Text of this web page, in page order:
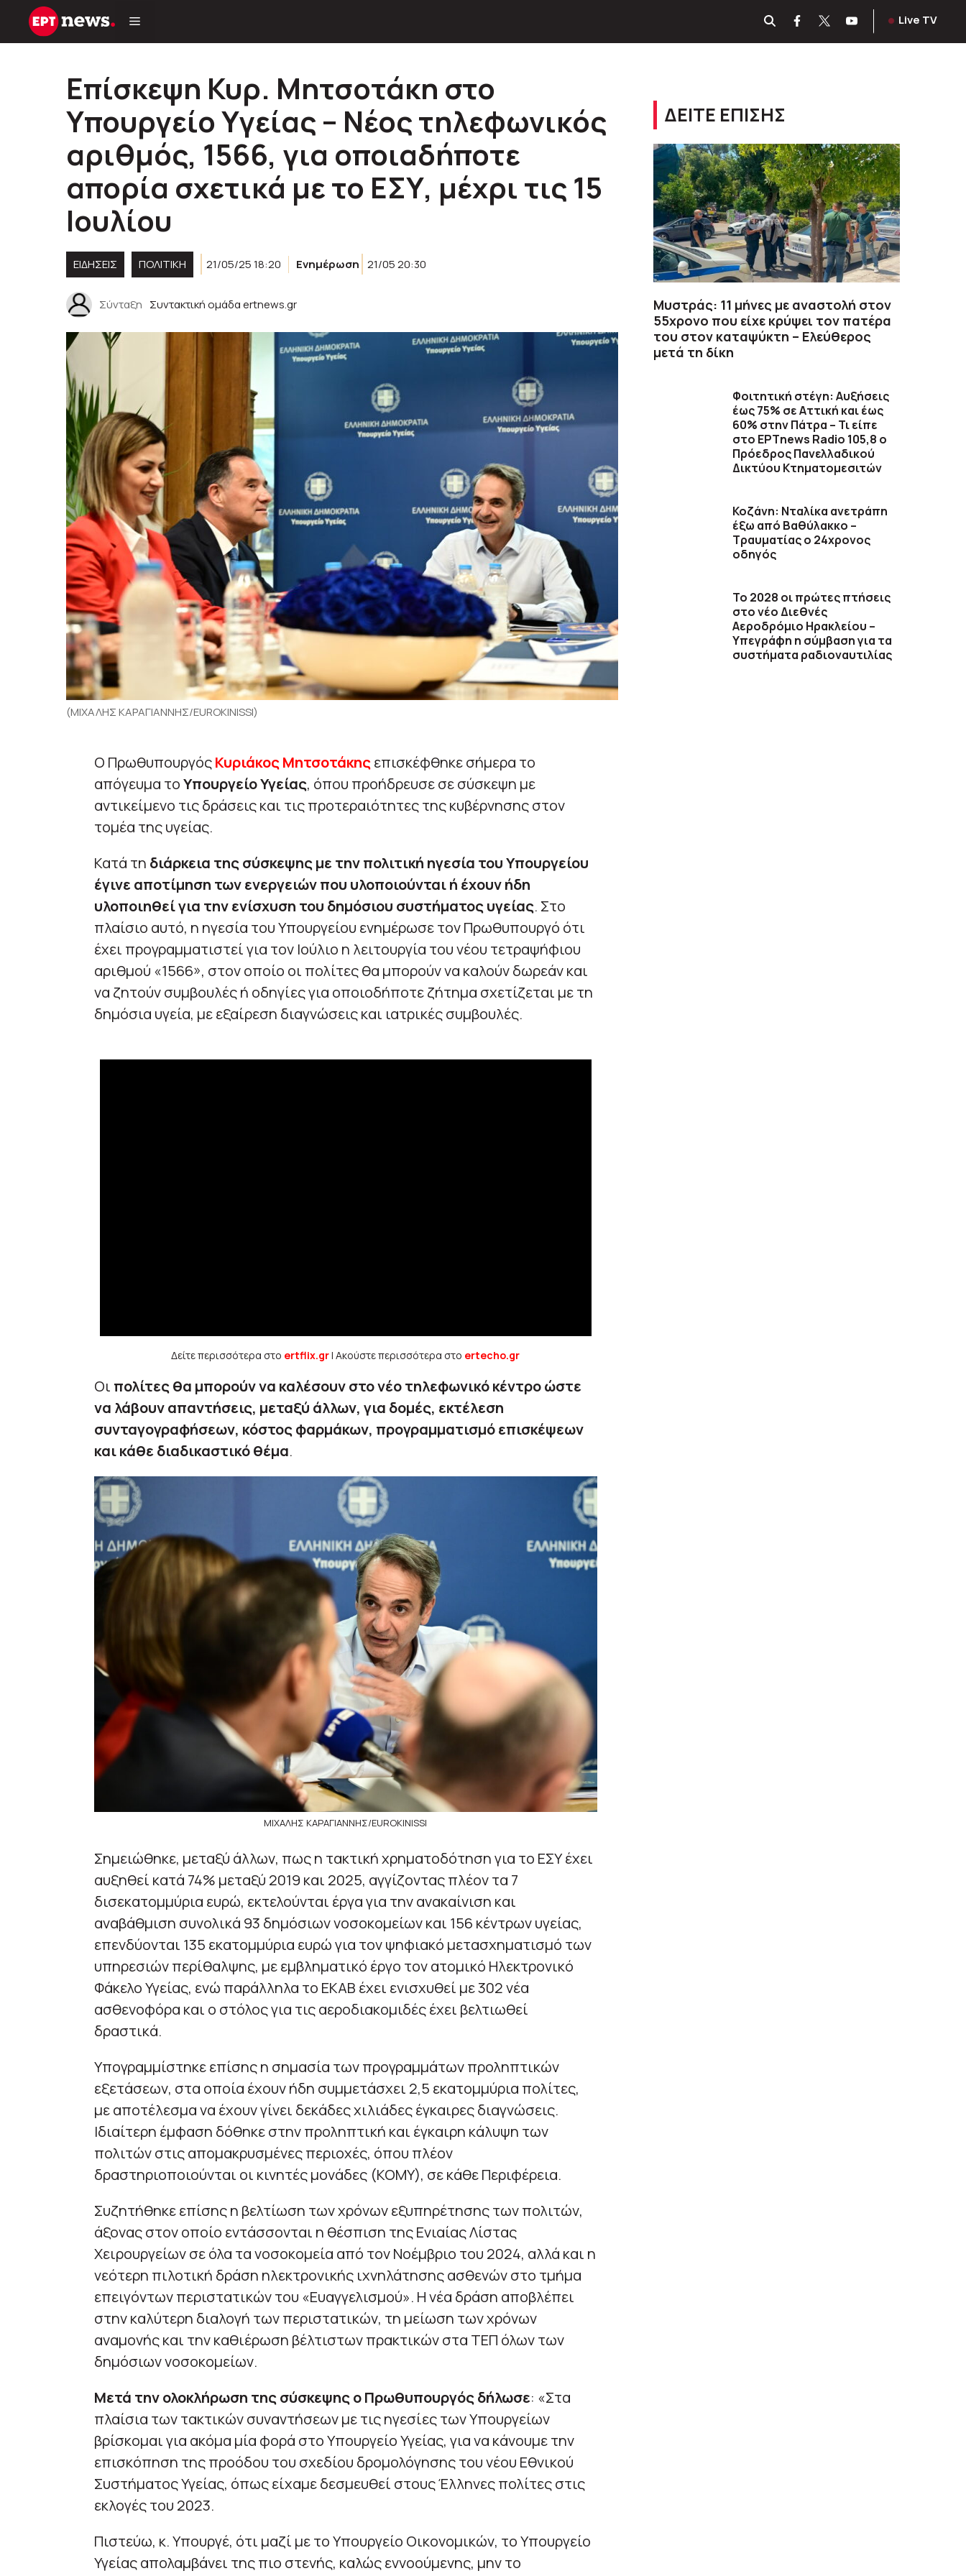
Μετάβαση
Live TV
Επίσκεψη Κυρ. Μητσοτάκη στο
Υπουργείο Υγείας – Νέος τηλεφωνικός
αριθμός, 1566, για οποιαδήποτε
απορία σχετικά με το ΕΣΥ, μέχρι τις 15
Ιουλίου
ΕΙΔΗΣΕΙΣ ΠΟΛΙΤΙΚΉ 21/05/25 18:20 Ενημέρωση 21/05 20:30
Σύνταξη Συντακτική ομάδα ertnews.gr
(ΜΙΧΑΛΗΣ ΚΑΡΑΓΙΑΝΝΗΣ/EUROKINISSI)
Ο ΠρωθυπουργόςΚυριάκος Μητσοτάκηςεπισκέφθηκε σήμερα το
απόγευμα τοΥπουργείο Υγείας, όπου προήδρευσε σε σύσκεψη με
αντικείμενο τις δράσεις και τις προτεραιότητες της κυβέρνησης στον
τομέα της υγείας.
Κατά τη διάρκεια της σύσκεψης με την πολιτική ηγεσία του Υπουργείου
έγινε αποτίμηση των ενεργειών που υλοποιούνται ή έχουν ήδη
υλοποιηθεί για την ενίσχυση του δημόσιου συστήματος υγείας. Στο
πλαίσιο αυτό, η ηγεσία του Υπουργείου ενημέρωσε τον Πρωθυπουργό ότι
έχει προγραμματιστεί για τον Ιούλιο η λειτουργία του νέου τετραψήφιου
αριθμού «1566», στον οποίο οι πολίτες θα μπορούν να καλούν δωρεάν και
να ζητούν συμβουλές ή οδηγίες για οποιοδήποτε ζήτημα σχετίζεται με τη
δημόσια υγεία, με εξαίρεση διαγνώσεις και ιατρικές συμβουλές.
Δείτε περισσότερα στο ertflix.gr| Ακούστε περισσότερα στο ertecho.gr
Οι πολίτες θα μπορούν να καλέσουν στο νέο τηλεφωνικό κέντρο ώστε
να λάβουν απαντήσεις, μεταξύ άλλων, για δομές, εκτέλεση
συνταγογραφήσεων, κόστος φαρμάκων, προγραμματισμό επισκέψεων
και κάθε διαδικαστικό θέμα.
ΜΙΧΑΛΗΣ ΚΑΡΑΓΙΑΝΝΗΣ/EUROKINISSI
Σημειώθηκε, μεταξύ άλλων, πως η τακτική χρηματοδότηση για το ΕΣΥ έχει
αυξηθεί κατά 74% μεταξύ 2019 και 2025, αγγίζοντας πλέον τα 7
δισεκατομμύρια ευρώ, εκτελούνται έργα για την ανακαίνιση και
αναβάθμιση συνολικά 93 δημόσιων νοσοκομείων και 156 κέντρων υγείας,
επενδύονται 135 εκατομμύρια ευρώ για τον ψηφιακό μετασχηματισμό των
υπηρεσιών περίθαλψης, με εμβληματικό έργο τον ατομικό Ηλεκτρονικό
Φάκελο Υγείας, ενώ παράλληλα το ΕΚΑΒ έχει ενισχυθεί με 302 νέα
ασθενοφόρα και ο στόλος για τις αεροδιακομιδές έχει βελτιωθεί
δραστικά.
Υπογραμμίστηκε επίσης η σημασία των προγραμμάτων προληπτικών
εξετάσεων, στα οποία έχουν ήδη συμμετάσχει 2,5 εκατομμύρια πολίτες,
με αποτέλεσμα να έχουν γίνει δεκάδες χιλιάδες έγκαιρες διαγνώσεις.
Ιδιαίτερη έμφαση δόθηκε στην προληπτική και έγκαιρη κάλυψη των
πολιτών στις απομακρυσμένες περιοχές, όπου πλέον
δραστηριοποιούνται οι κινητές μονάδες (ΚΟΜΥ), σε κάθε Περιφέρεια.
Συζητήθηκε επίσης η βελτίωση των χρόνων εξυπηρέτησης των πολιτών,
άξονας στον οποίο εντάσσονται η θέσπιση της Ενιαίας Λίστας
Χειρουργείων σε όλα τα νοσοκομεία από τον Νοέμβριο του 2024, αλλά και η
νεότερη πιλοτική δράση ηλεκτρονικής ιχνηλάτησης ασθενών στο τμήμα
επειγόντων περιστατικών του «Ευαγγελισμού». Η νέα δράση αποβλέπει
στην καλύτερη διαλογή των περιστατικών, τη μείωση των χρόνων
αναμονής και την καθιέρωση βέλτιστων πρακτικών στα ΤΕΠ όλων των
δημόσιων νοσοκομείων.
Μετά την ολοκλήρωση της σύσκεψης ο Πρωθυπουργός δήλωσε: «Στα
πλαίσια των τακτικών συναντήσεων με τις ηγεσίες των Υπουργείων
βρίσκομαι για ακόμα μία φορά στο Υπουργείο Υγείας, για να κάνουμε την
επισκόπηση της προόδου του σχεδίου δρομολόγησης του νέου Εθνικού
Συστήματος Υγείας, όπως είχαμε δεσμευθεί στους Έλληνες πολίτες στις
εκλογές του 2023.
Πιστεύω, κ. Υπουργέ, ότι μαζί με το Υπουργείο Οικονομικών, το Υπουργείο
Υγείας απολαμβάνει της πιο στενής, καλώς εννοούμενης, μην το
ΔΕΙΤΕ ΕΠΙΣΗΣ
Μυστράς: 11 μήνες με αναστολή στον
55χρονο που είχε κρύψει τον πατέρα
του στον καταψύκτη – Ελεύθερος
μετά τη δίκη
Φοιτητική στέγη: Αυξήσεις
έως 75% σε Αττική και έως
60% στην Πάτρα – Τι είπε
στο ΕΡΤnews Radio 105,8 ο
Πρόεδρος Πανελλαδικού
Δικτύου Κτηματομεσιτών
Κοζάνη: Νταλίκα ανετράπη
έξω από Βαθύλακκο –
Τραυματίας ο 24χρονος
οδηγός
Το 2028 οι πρώτες πτήσεις
στο νέο Διεθνές
Αεροδρόμιο Ηρακλείου –
Υπεγράφη η σύμβαση για τα
συστήματα ραδιοναυτιλίας